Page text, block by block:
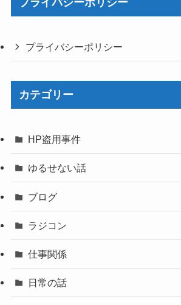
プライバシーポリシー
プライバシーポリシー
カテゴリー
HP盗用事件
ゆるせない話
ブログ
ラジコン
仕事関係
日常の話